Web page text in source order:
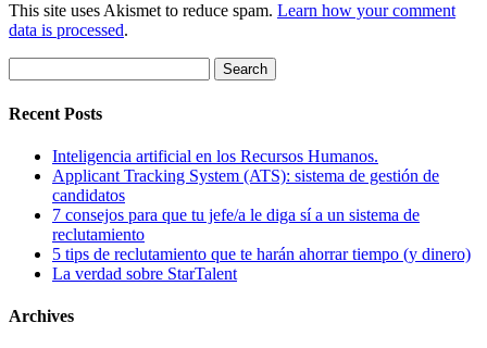
This site uses Akismet to reduce spam. Learn how your comment
data is processed.
for:
Recent Posts
Inteligencia artificial en los Recursos Humanos.
Applicant Tracking System (ATS): sistema de gestión de
candidatos
7 consejos para que tu jefe/a le diga sí a un sistema de
reclutamiento
5 tips de reclutamiento que te harán ahorrar tiempo (y dinero)
La verdad sobre StarTalent
Archives